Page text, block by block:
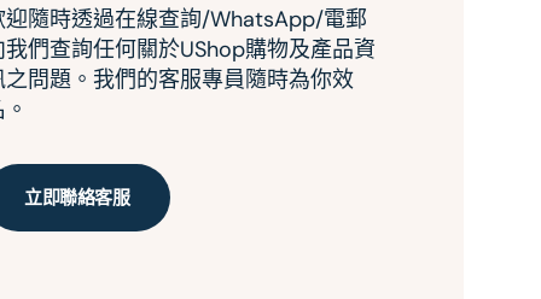
迎隨時透過在線查詢/WhatsApp/電郵
我們查詢任何關於UShop購物及產品資
之問題。我們的客服專員隨時為你效
立即聯絡客服